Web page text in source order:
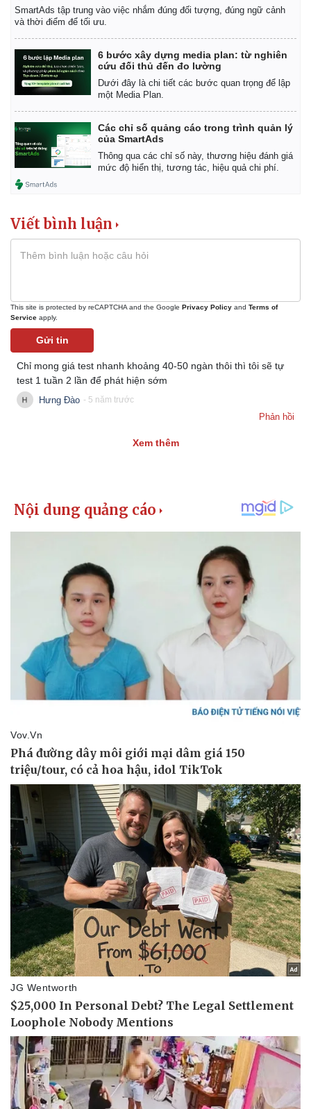
Thông tin doanh nghiệp
Doanh nghiệp 24h
Doanh nhân
Sành điệu
Tin Công nghệ
Sức khỏe
Dinh dưỡng - món ngon
Cây thuốc
Nhi khoa
Làm đẹp - giảm cân
Phòng mạch online
Ăn sạch sống khỏe
Đời sống
Nhà đẹp
Blog
Tình yêu - Gia đình
SmartAds tập trung vào việc nhắm đúng đối tượng, đúng ngữ cảnh
và thời điểm để tối ưu.
6 bước xây dựng media plan: từ nghiên
cứu đối thủ đến đo lường
Dưới đây là chi tiết các bước quan trọng để lập
một Media Plan.
Các chỉ số quảng cáo trong trình quản lý
của SmartAds
Thông qua các chỉ số này, thương hiệu đánh giá
mức độ hiển thị, tương tác, hiệu quả chi phí.
Viết bình luận
This site is protected by reCAPTCHA and the Google Privacy Policy and Terms of
Service apply.
Gửi tin
Chỉ mong giá test nhanh khoảng 40-50 ngàn thôi thì tôi sẽ tự
test 1 tuần 2 lần để phát hiện sớm
Hưng Đào - 5 năm trước
Phản hồi
Xem thêm